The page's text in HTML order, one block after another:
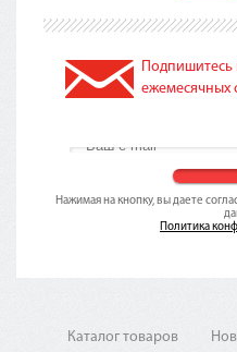
Подпишитесь
ежемесячных
Нажимая на кнопку, вы даете
Политика
Каталог товаров